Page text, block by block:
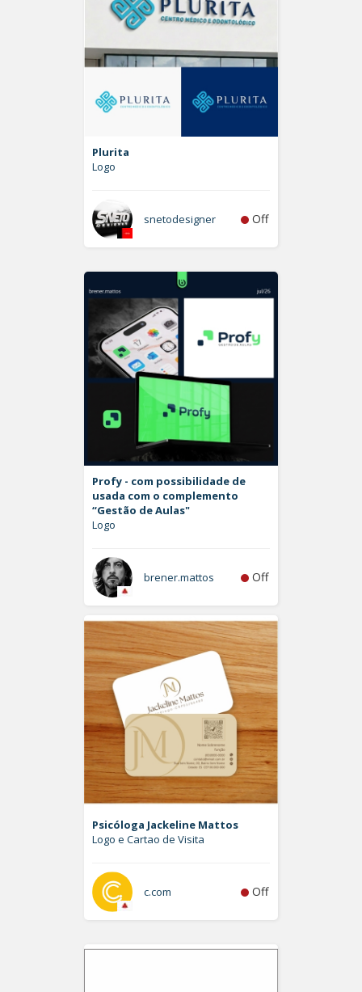
Plurita
Logo
snetodesigner Off
Profy - com possibilidade de
usada com o complemento
“Gestão de Aulas"
Logo
brener.mattos Off
Psicóloga Jackeline Mattos
Logo e Cartao de Visita
c.com Off